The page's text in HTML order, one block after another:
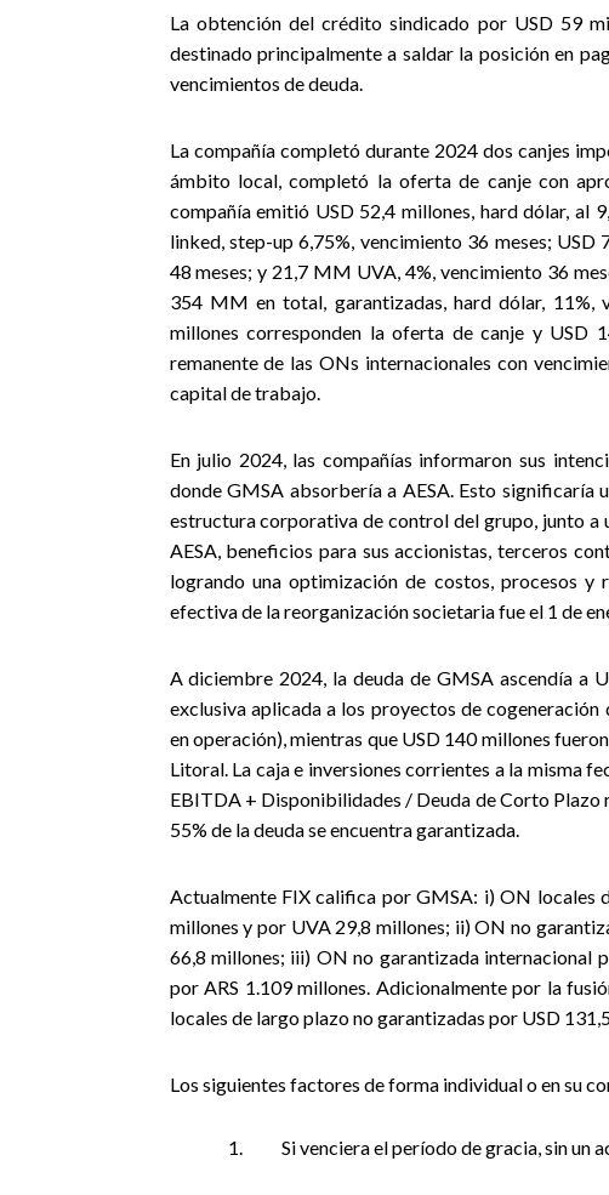
La obtención del crédito sindicado por USD 59
destinado principalmente a saldar la posición en
vencimientos de deuda.
La compañía completó durante 2024 dos canjes
ámbito local, completó la oferta de canje con
compañía emitió USD 52,4 millones, hard dólar, al
linked, step-up 6,75%, vencimiento 36 meses;
48 meses; y 21,7 MM UVA, 4%, vencimiento 36
354 MM en total, garantizadas, hard dólar, 11%,
millones corresponden la oferta de canje y USD
remanente de las ONs internacionales con
capital de trabajo.
En julio 2024, las compañías informaron sus
donde GMSA absorbería a AESA. Esto significaría
estructura corporativa de control del grupo, junto a
AESA, beneficios para sus accionistas, terceros
logrando una optimización de costos, procesos y
efectiva de la reorganización societaria fue el 1 de
A diciembre 2024, la deuda de GMSA ascendía a
exclusiva aplicada a los proyectos de
en operación), mientras que USD 140 millones
Litoral. La caja e inversiones corrientes a la misma
EBITDA + Disponibilidades / Deuda de Corto Plazo
55% de la deuda se encuentra garantizada.
Actualmente FIX califica por GMSA: i) ON locales
millones y por UVA 29,8 millones; ii) ON no
66,8 millones; iii) ON no garantizada internacional
por ARS 1.109 millones. Adicionalmente por la
locales de largo plazo no garantizadas por USD
Los siguientes factores de forma individual o en su
1. Si venciera el período de gracia, sin un